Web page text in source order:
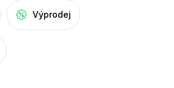
Výprodej